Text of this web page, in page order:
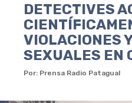
DETECTIVES
VIOLACIONES
SEXUALES EN
Por: Prensa Radio Patagual